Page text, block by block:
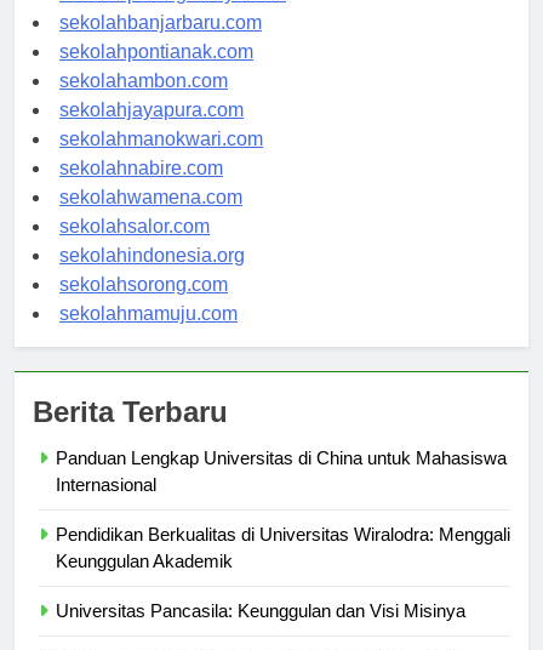
sekolahpalangkaraya.com
sekolahbanjarbaru.com
sekolahpontianak.com
sekolahambon.com
sekolahjayapura.com
sekolahmanokwari.com
sekolahnabire.com
sekolahwamena.com
sekolahsalor.com
sekolahindonesia.org
sekolahsorong.com
Panduan Lengkap Universitas di China untuk Mahasiswa
Pendidikan Berkualitas di Universitas Wiralodra: Menggali